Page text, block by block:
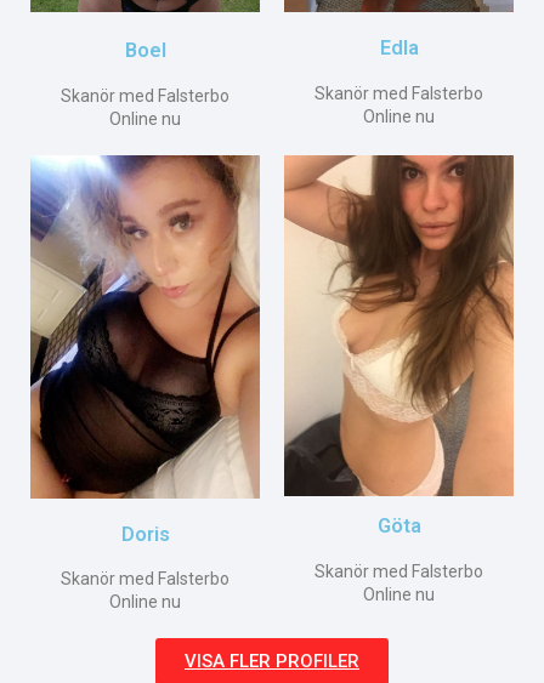
Boel
Skanör med Falsterbo
Online nu
Edla
Skanör med Falsterbo
Online nu
Doris
Skanör med Falsterbo
Online nu
Göta
Skanör med Falsterbo
Online nu
VISA FLER PROFILER